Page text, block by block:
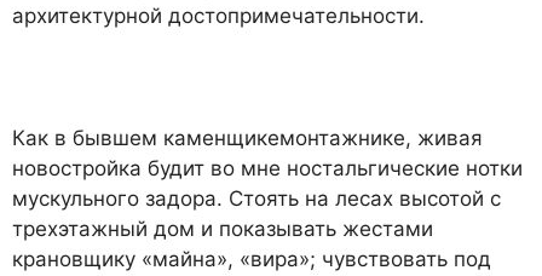
архитектурной достопримечательности.
Как в бывшем каменщикемонтажнике, живая
новостройка будит во мне ностальгические нотки
мускульного задора. Стоять на лесах высотой с
трехэтажный дом и показывать жестами
крановщику «майна», «вира»; чувствовать под